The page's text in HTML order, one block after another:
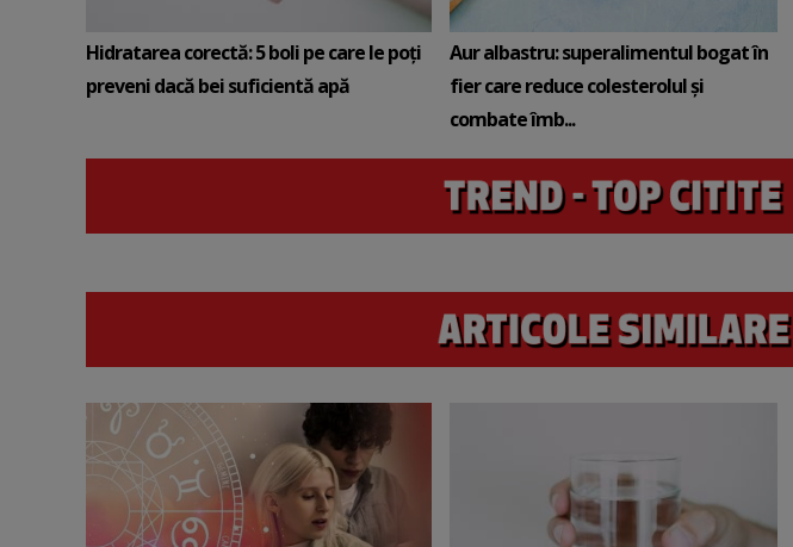
Hidratarea corectă: 5 boli pe care le poți
preveni dacă bei suficientă apă
Aur albastru: superalimentul bogat în
fier care reduce colesterolul și
combate îmb...